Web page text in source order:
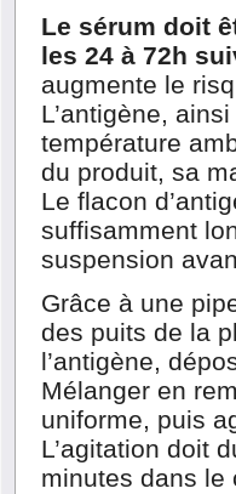
Le sérum doit
les 24 à 72h
augmente le
L’antigène,
température
du produit, sa
Le flacon
suffisamment
suspension
Grâce à une
des puits de la
l’antigène,
Mélanger en
uniforme, puis
L’agitation doit
minutes dans le